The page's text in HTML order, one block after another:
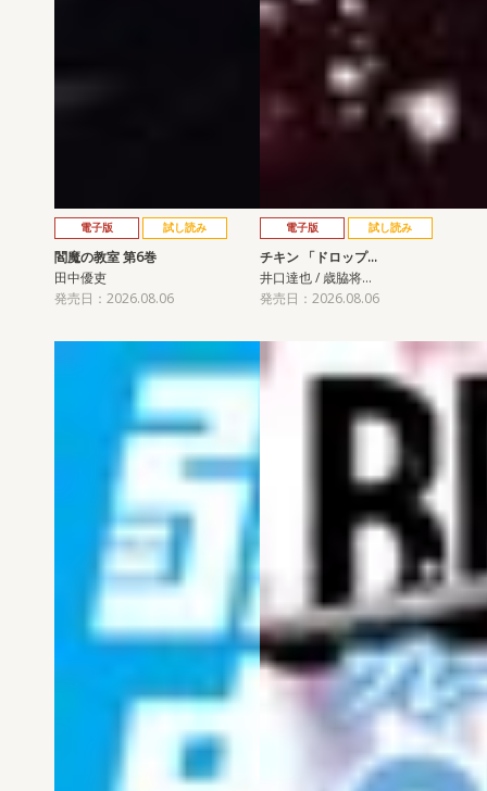
電子版 試し読み
閻魔の教室 第6巻
田中優吏
発売日：2026.08.06
電子版 試し読み
チキン 「ドロップ…
井口達也 / 歳脇将…
発売日：2026.08.06